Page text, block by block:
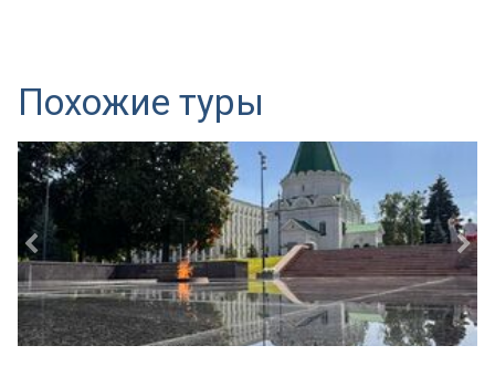
Похожие туры